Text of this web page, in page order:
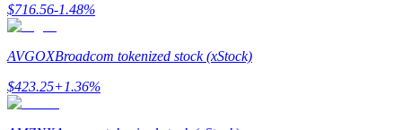
Узнайте, как оставаться прибыльным
$716.56-1.48%
AVGOXBroadcom tokenized stock (xStock)
$423.25+1.36%